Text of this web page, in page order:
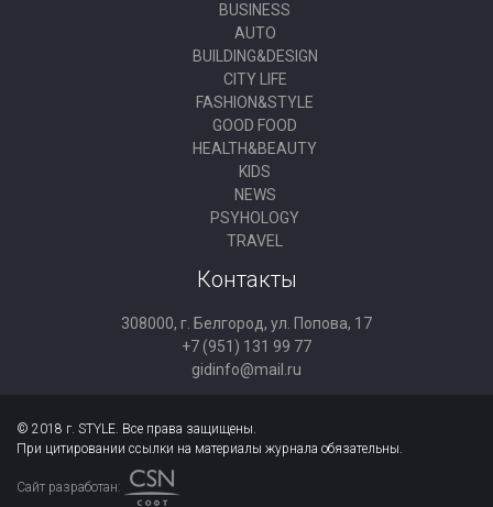
BUSINESS
AUTO
BUILDING&DESIGN
CITY LIFE
FASHION&STYLE
GOOD FOOD
HEALTH&BEAUTY
KIDS
NEWS
PSYHOLOGY
TRAVEL
Контакты
308000, г. Белгород, ул. Попова, 17
+7 (951) 131 99 77
gidinfo@mail.ru
© 2018 г. STYLE. Все права защищены.
При цитировании ссылки на материалы журнала обязательны.
Сайт разработан: